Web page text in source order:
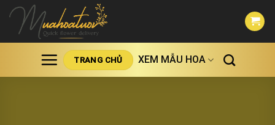
Skip
content
TRANG CHỦ XEM MẪU HOA